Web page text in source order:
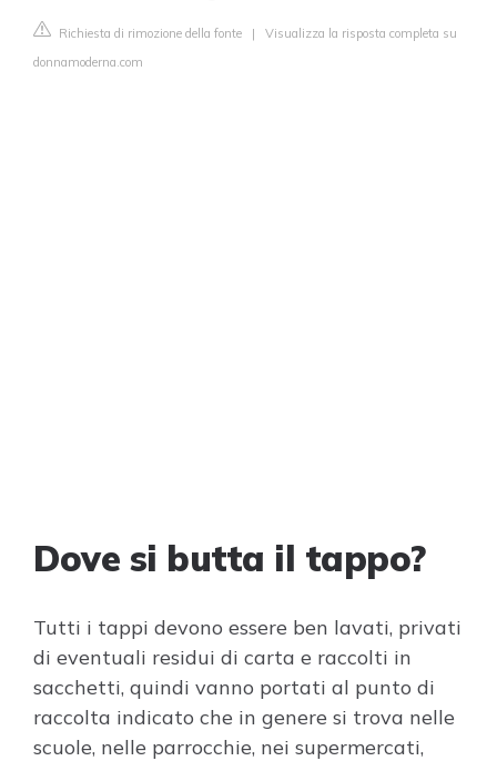
Richiesta di rimozione della fonte | Visualizza la risposta completa su
donnamoderna.com
Dove si butta il tappo?
Tutti i tappi devono essere ben lavati, privati
di eventuali residui di carta e raccolti in
sacchetti, quindi vanno portati al punto di
raccolta indicato che in genere si trova nelle
scuole, nelle parrocchie, nei supermercati,